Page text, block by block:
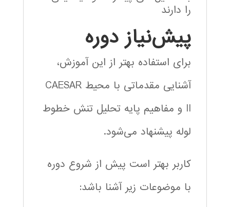
را دارند
پیش‌نیاز دوره
برای استفاده بهتر از این آموزش،
آشنایی مقدماتی با محیط CAESAR
II و مفاهیم پایه تحلیل تنش خطوط
لوله پیشنهاد می‌شود.
کاربر بهتر است پیش از شروع دوره
با موضوعات زیر آشنا باشد: